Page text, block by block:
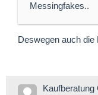
Messingfakes..
Deswegen auch die